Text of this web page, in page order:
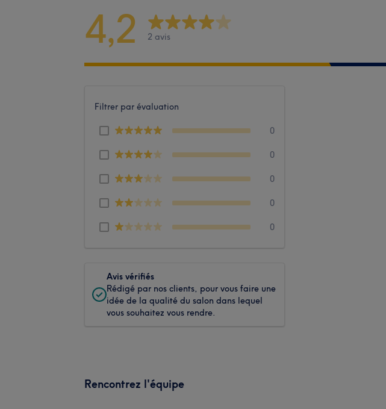
4,2 2 avis
Filtrer par évaluation
0
0
0
0
0
Avis vérifiés
Rédigé par nos clients, pour vous faire une
idée de la qualité du salon dans lequel
vous souhaitez vous rendre.
Rencontrez l'équipe